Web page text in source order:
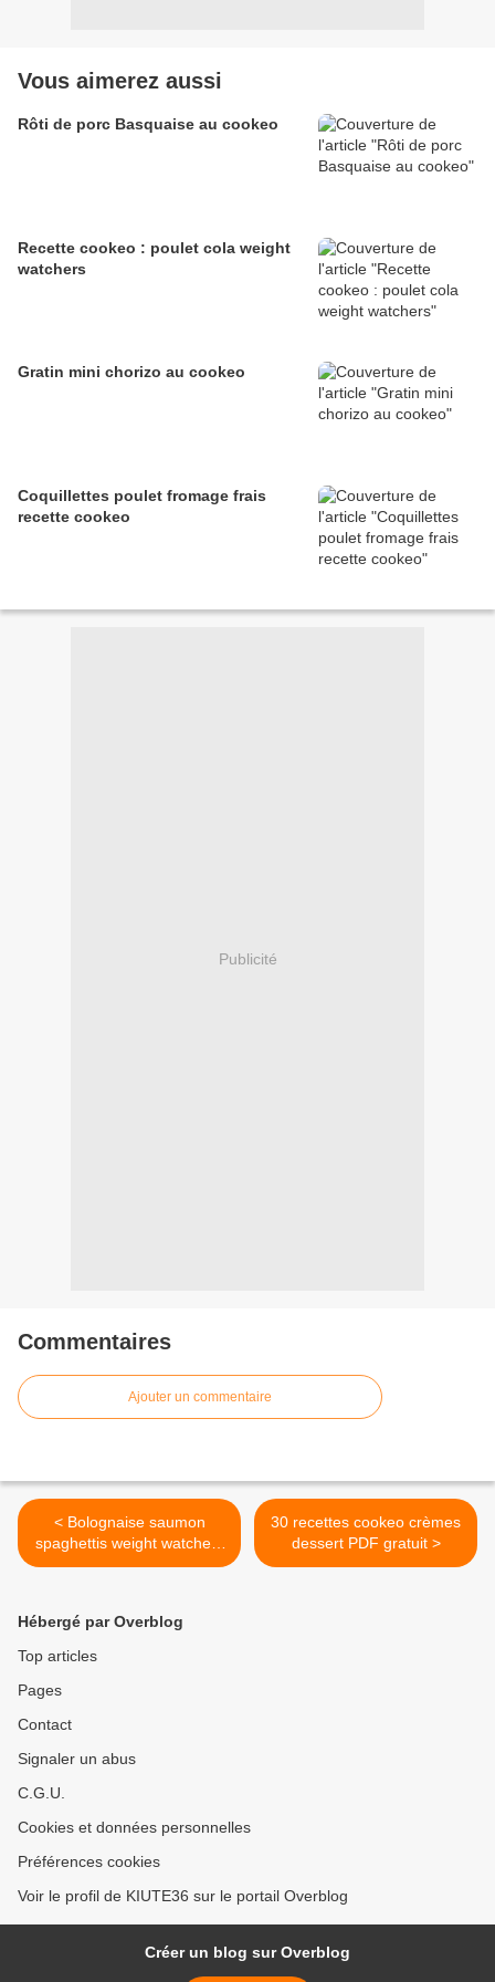
Vous aimerez aussi
Rôti de porc Basquaise au cookeo
Recette cookeo : poulet cola weight
watchers
Gratin mini chorizo au cookeo
Coquillettes poulet fromage frais
recette cookeo
Publicité
Commentaires
Ajouter un commentaire
< Bolognaise saumon
spaghettis weight watchers
cookeo
30 recettes cookeo crèmes
dessert PDF gratuit >
Hébergé par Overblog
Top articles
Pages
Contact
Signaler un abus
C.G.U.
Cookies et données personnelles
Préférences cookies
Voir le profil de KIUTE36 sur le portail Overblog
Créer un blog sur Overblog